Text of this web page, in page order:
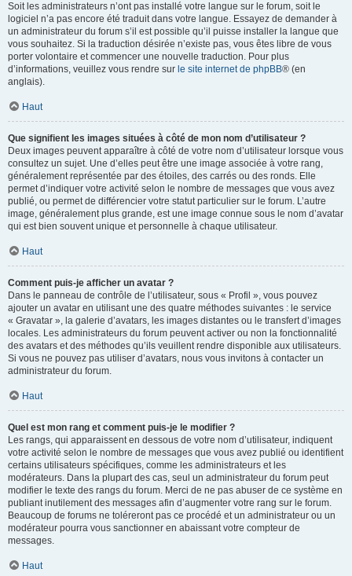
Soit les administrateurs n’ont pas installé votre langue sur le forum, soit le
logiciel n’a pas encore été traduit dans votre langue. Essayez de demander à
un administrateur du forum s’il est possible qu’il puisse installer la langue que
vous souhaitez. Si la traduction désirée n’existe pas, vous êtes libre de vous
porter volontaire et commencer une nouvelle traduction. Pour plus
d’informations, veuillez vous rendre sur le site internet de phpBB® (en
anglais).
Haut
Que signifient les images situées à côté de mon nom d’utilisateur ?
Deux images peuvent apparaître à côté de votre nom d’utilisateur lorsque vous
consultez un sujet. Une d’elles peut être une image associée à votre rang,
généralement représentée par des étoiles, des carrés ou des ronds. Elle
permet d’indiquer votre activité selon le nombre de messages que vous avez
publié, ou permet de différencier votre statut particulier sur le forum. L’autre
image, généralement plus grande, est une image connue sous le nom d’avatar
qui est bien souvent unique et personnelle à chaque utilisateur.
Haut
Comment puis-je afficher un avatar ?
Dans le panneau de contrôle de l’utilisateur, sous « Profil », vous pouvez
ajouter un avatar en utilisant une des quatre méthodes suivantes : le service
« Gravatar », la galerie d’avatars, les images distantes ou le transfert d’images
locales. Les administrateurs du forum peuvent activer ou non la fonctionnalité
des avatars et des méthodes qu’ils veuillent rendre disponible aux utilisateurs.
Si vous ne pouvez pas utiliser d’avatars, nous vous invitons à contacter un
administrateur du forum.
Haut
Quel est mon rang et comment puis-je le modifier ?
Les rangs, qui apparaissent en dessous de votre nom d’utilisateur, indiquent
votre activité selon le nombre de messages que vous avez publié ou identifient
certains utilisateurs spécifiques, comme les administrateurs et les
modérateurs. Dans la plupart des cas, seul un administrateur du forum peut
modifier le texte des rangs du forum. Merci de ne pas abuser de ce système en
publiant inutilement des messages afin d’augmenter votre rang sur le forum.
Beaucoup de forums ne toléreront pas ce procédé et un administrateur ou un
modérateur pourra vous sanctionner en abaissant votre compteur de
messages.
Haut